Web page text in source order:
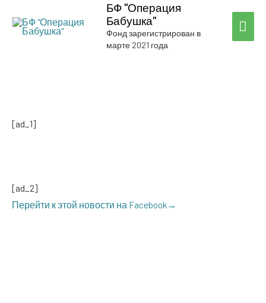
БФ "Операция
Бабушка"
Фонд зарегистрирован в
марте 2021 года
[ad_1]
[ad_2]
Перей­ти к этой ново­сти на Facebook→